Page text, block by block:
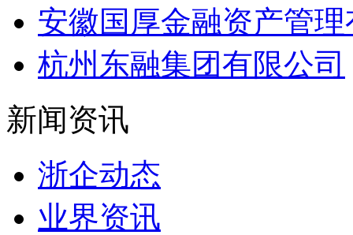
安徽国厚金融资产管
杭州东融集团有限公司
新闻资讯
浙企动态
业界资讯